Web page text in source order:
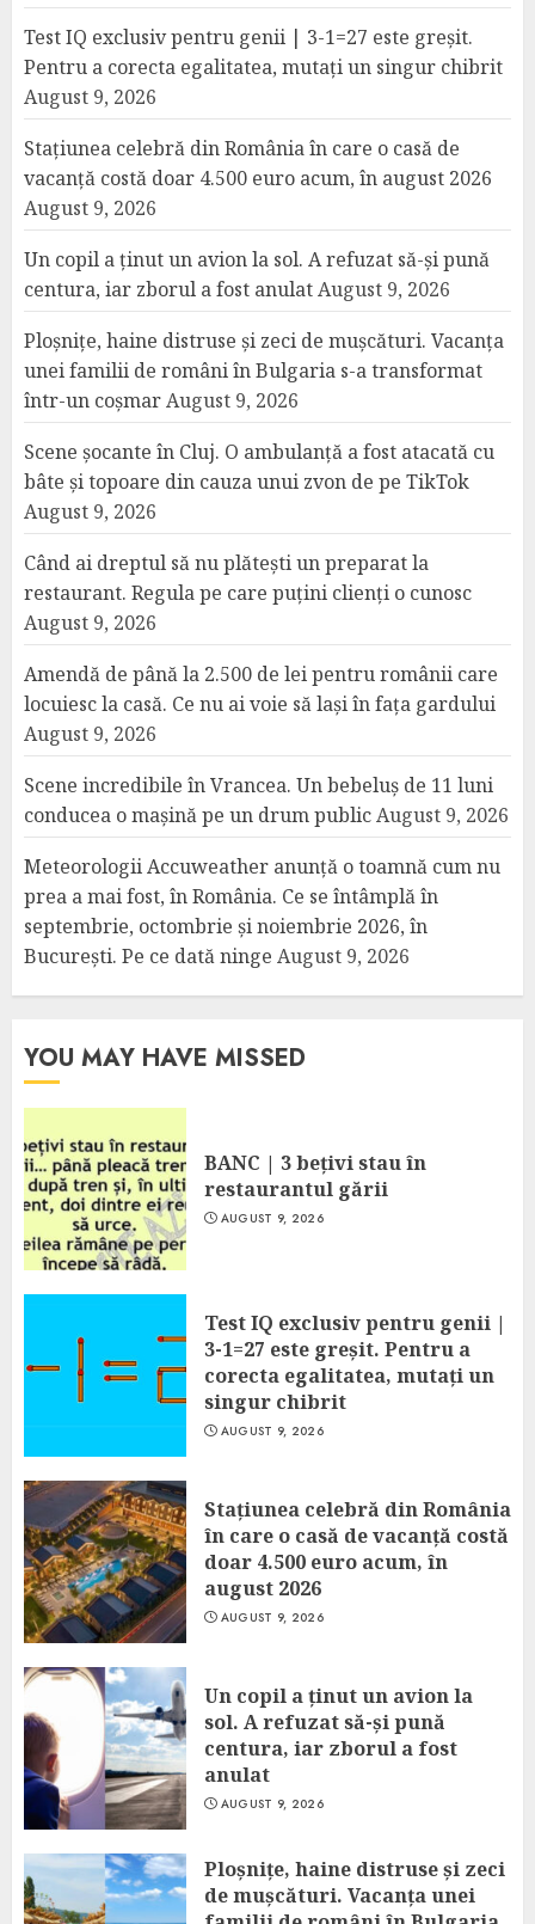
Test IQ exclusiv pentru genii | 3-1=27 este greșit.
Pentru a corecta egalitatea, mutați un singur chibrit
August 9, 2026
Stațiunea celebră din România în care o casă de
vacanță costă doar 4.500 euro acum, în august 2026
August 9, 2026
Un copil a ținut un avion la sol. A refuzat să-și pună
centura, iar zborul a fost anulatAugust 9, 2026
Ploșnițe, haine distruse și zeci de mușcături. Vacanța
unei familii de români în Bulgaria s-a transformat
într-un coșmarAugust 9, 2026
Scene șocante în Cluj. O ambulanță a fost atacată cu
bâte și topoare din cauza unui zvon de pe TikTok
August 9, 2026
Când ai dreptul să nu plătești un preparat la
restaurant. Regula pe care puțini clienți o cunosc
August 9, 2026
Amendă de până la 2.500 de lei pentru românii care
locuiesc la casă. Ce nu ai voie să lași în fața gardului
August 9, 2026
Scene incredibile în Vrancea. Un bebeluș de 11 luni
conducea o mașină pe un drum publicAugust 9, 2026
Meteorologii Accuweather anunță o toamnă cum nu
prea a mai fost, în România. Ce se întâmplă în
septembrie, octombrie și noiembrie 2026, în
București. Pe ce dată ninge August 9, 2026
YOU MAY HAVE MISSED
BANC | 3 bețivi stau în
restaurantul gării
AUGUST 9, 2026
Test IQ exclusiv pentru genii |
3-1=27 este greșit. Pentru a
corecta egalitatea, mutați un
singur chibrit
AUGUST 9, 2026
Stațiunea celebră din România
în care o casă de vacanță costă
doar 4.500 euro acum, în
august 2026
AUGUST 9, 2026
Un copil a ținut un avion la
sol. A refuzat să-și pună
centura, iar zborul a fost
anulat
AUGUST 9, 2026
Ploșnițe, haine distruse și zeci
de mușcături. Vacanța unei